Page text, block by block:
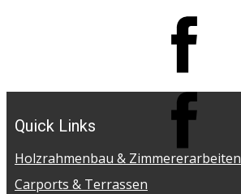
Quick Links
Holzrahmenbau & Zimmererarbeiten
Carports & Terrassen